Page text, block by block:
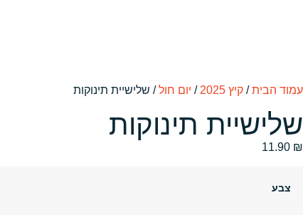
עמוד הבית/ קיץ 2025 / יום חול/ שלישיית תינוקות
שלישיית תינוקות
11.90 ₪
צבע